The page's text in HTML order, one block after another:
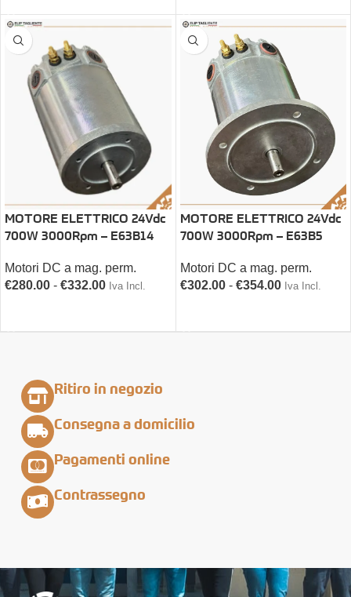
MOTORE ELETTRICO 24Vdc
700W 3000Rpm – E63B14
Motori DC a mag. perm.
€280.00 - €332.00 Iva Incl.
MOTORE ELETTRICO 24Vdc
700W 3000Rpm – E63B5
Motori DC a mag. perm.
€302.00 - €354.00 Iva Incl.
Ritiro in negozio
Consegna a domicilio
Pagamenti online
Contrassegno